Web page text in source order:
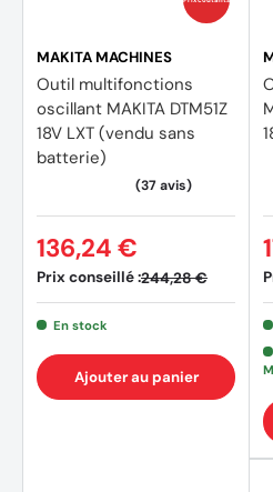
Réglage de la vitesse :
Système de changement
Niveau de pression
Vibrations : 2,5 m/s²
15 accessoires Dremel de haute
Dremel Lite
Fiche d’information sur les
Guide de démarrage rapide
Prise permettant une
MAKITA MACHINES
Outil multifonctions
oscillant MAKITA DTM51Z
18V LXT (vendu sans
batterie)
Prix conseillé :244,28 €
136,24 €
En stock
Ajouter au panier